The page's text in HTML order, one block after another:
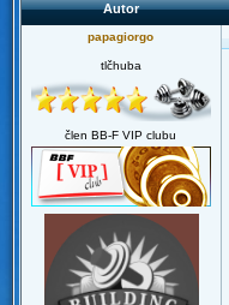
Autor
papagiorgo
tlčhuba
člen BB-F VIP clubu